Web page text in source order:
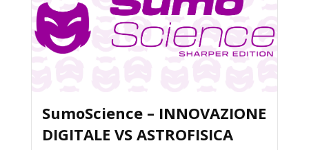
SumoScience – INNOVAZIONE
DIGITALE VS ASTROFISICA